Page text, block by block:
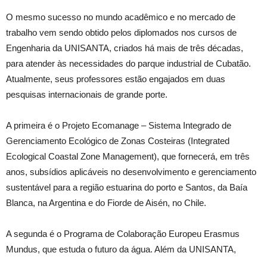
O mesmo sucesso no mundo acadêmico e no mercado de
trabalho vem sendo obtido pelos diplomados nos cursos de
Engenharia da UNISANTA, criados há mais de três décadas,
para atender às necessidades do parque industrial de Cubatão.
Atualmente, seus professores estão engajados em duas
pesquisas internacionais de grande porte.
A primeira é o Projeto Ecomanage – Sistema Integrado de
Gerenciamento Ecológico de Zonas Costeiras (Integrated
Ecological Coastal Zone Management), que fornecerá, em três
anos, subsídios aplicáveis no desenvolvimento e gerenciamento
sustentável para a região estuarina do porto e Santos, da Baía
Blanca, na Argentina e do Fiorde de Aisén, no Chile.
A segunda é o Programa de Colaboração Europeu Erasmus
Mundus, que estuda o futuro da água. Além da UNISANTA,